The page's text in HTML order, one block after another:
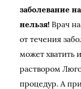
заболевание
нельзя! Врач
от течения
может хватить
раствором
процедур. А